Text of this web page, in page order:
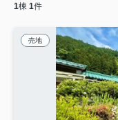
1棟 1件
売地